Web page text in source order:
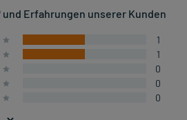
Erfahrungen unserer Kunden
1
1
0
0
0